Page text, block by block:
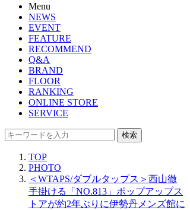
Menu
NEWS
EVENT
FEATURE
RECOMMEND
Q&A
BRAND
FLOOR
RANKING
ONLINE STORE
SERVICE
検索
TOP
PHOTO
＜WTAPS/ダブルタップス＞西山徹
手掛ける「NO.813」ポップアップス
トアが約2年ぶりに伊勢丹メンズ館に